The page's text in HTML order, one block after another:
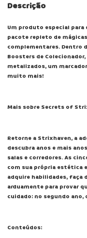
Descrição
Um produto especial
pacote repleto de
complementares. Dentro
Boosters de
metalizados, um
muito mais!
Mais sobre Secrets of
Retorne a Strixhaven, a
descubra anos e mais
salas e corredores. As
com sua própria estética
adquire habilidades, faça
arduamente para provar
cuidado: no segundo
Conteúdos: